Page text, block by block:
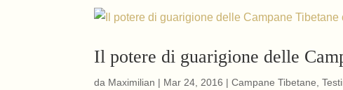
Il potere di guarigione delle
da Maximilian | Mar 24, 2016 |Campane Tibetane ,